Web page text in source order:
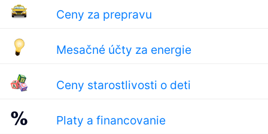
Ceny za prepravu
Mesačné účty za energie
Ceny starostlivosti o deti
Platy a financovanie